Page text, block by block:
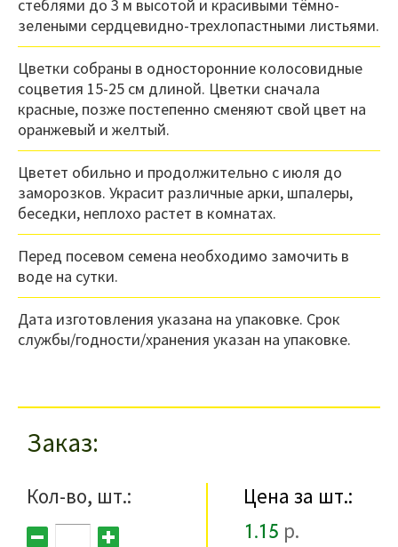
стеблями до 3 м высотой и красивыми тёмно-
зелеными сердцевидно-трехлопастными листьями.
Цветки собраны в односторонние колосовидные
соцветия 15-25 см длиной. Цветки сначала
красные, позже постепенно сменяют свой цвет на
оранжевый и желтый.
Цветет обильно и продолжительно с июля до
заморозков. Украсит различные арки, шпалеры,
беседки, неплохо растет в комнатах.
Перед посевом семена необходимо замочить в
воде на сутки.
Дата изготовления указана на упаковке. Срок
службы/годности/хранения указан на упаковке.
Заказ
Кол-во, шт.:
Цена за шт.:
1.15 р.